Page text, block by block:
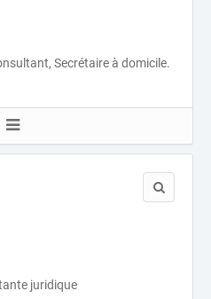
Secrétaire à domicile.
juridique